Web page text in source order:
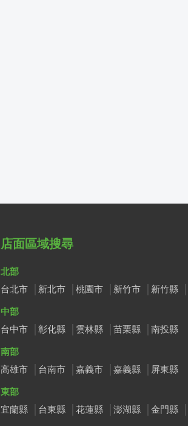
店面區域搜尋
北部
台北市
新北市 桃園市 新竹市 新竹縣
中部
台中市
彰化縣 雲林縣 苗栗縣
南投縣
南部
高雄市
台南市 嘉義市 嘉義縣
屏東縣
東部
宜蘭縣
台東縣 花蓮縣 澎湖縣 金門縣